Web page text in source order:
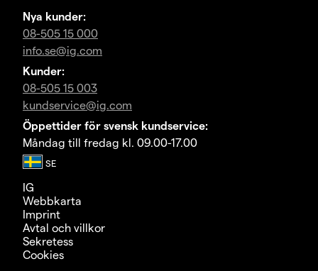
Nya kunder:
08-505 15 000
info.se@ig.com
Kunder:
08-505 15 003
kundservice@ig.com
Öppettider för svensk kundservice:
Måndag till fredag kl. 09.00-17.00
IG
Webbkarta
Imprint
Avtal och villkor
Sekretess
Cookies